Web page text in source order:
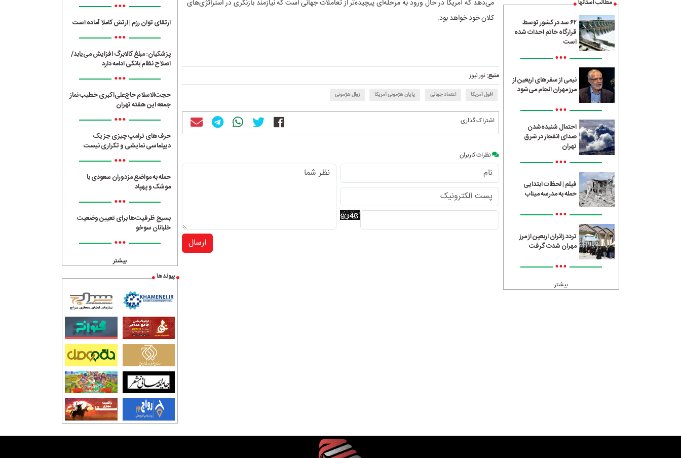
مطالب استانها
۶۲ سد در کشور توسط
قرارگاه خاتم احداث شده
است
•••
نیمی از سفرهای اربعین از
مرز مهران انجام می‌شود
•••
احتمال شنیده‌شدن
صدای انفجار در شرق
تهران
•••
فیلم | لحظات ابتدایی
حمله به مدرسه میناب
•••
تردد زائران اربعین از مرز
مهران شدت گرفت
•••
بیشتر
می‌دهد که آمریکا در حال ورود به مرحله‌ای پیچیده‌تر از تعاملات جهانی است که نیازمند بازنگری در استراتژی‌های
کلان خود خواهد بود.
منبع:نور نیوز
افول آمریکا اعتماد جهانی پایان هژمونی آمریکا زوال هژمونی
اشتراک گذاری
نظرات کاربران
ارسال
•••
ارتقای توان رزم | ارتش کاملا آماده است
•••
پزشکیان: مبلغ کالابرگ افزایش می‌یابد/
اصلاح نظام بانکی ادامه دارد
•••
حجت‌الاسلام حاج‌علی‌اکبری خطیب نماز
جمعه این هفته تهران
•••
حرف‌های ترامپ چیزی جز یک
دیپلماسی نمایشی و تکراری نیست
•••
حمله به مواضع مزدوران سعودی با
موشک و پهپاد
•••
بسیج ظرفیت‌ها برای تعیین وضعیت
خلبانان سوخو
•••
بیشتر
پیوندها